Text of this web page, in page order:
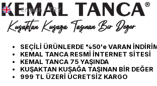
SEÇİLİ ÜRÜNLERDE %50'e VARAN
KEMAL TANCA RESMİ İNTERNET SİTESİ
KEMAL TANCA 75 YAŞINDA
KUŞAKTAN KUŞAĞA TAŞINAN BİR DEĞER
999 TL ÜZERİ ÜCRETSİZ KARGO
English - TRY